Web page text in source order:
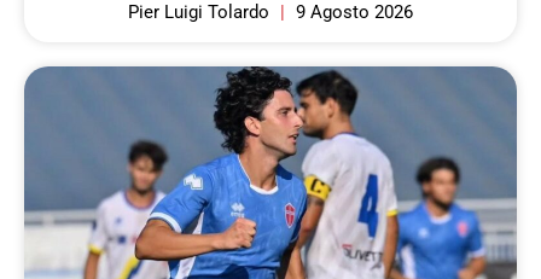
Pier Luigi Tolardo 9 Agosto 2026